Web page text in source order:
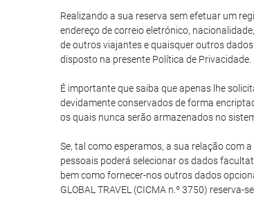
Realizando a sua reserva sem efetuar um
endereço de correio eletrónico,
de outros viajantes e quaisquer outros
disposto na presente Política de Privacidade.
É importante que saiba que apenas lhe
devidamente conservados de forma
os quais nunca serão armazenados no
Se, tal como esperamos, a sua relação com
pessoais poderá selecionar os dados
bem como fornecer-nos outros dados
GLOBAL TRAVEL (CICMA n.º 3750)